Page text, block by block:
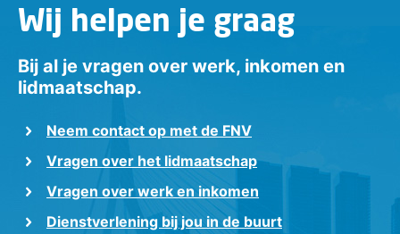
Wij helpen je graag
Bij al je vragen over werk, inkomen en
lidmaatschap.
Neem contact op met de FNV
Vragen over het lidmaatschap
Vragen over werk en inkomen
Dienstverlening bij jou in de buurt